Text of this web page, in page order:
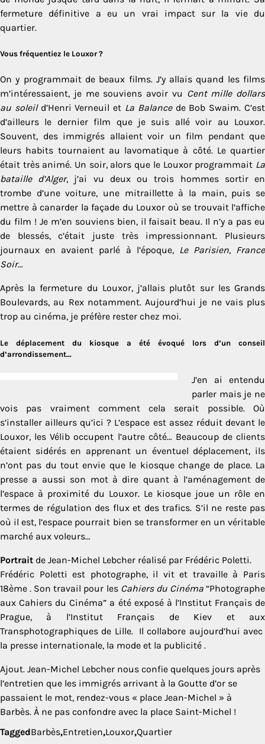
fermeture définitive a eu un vrai impact sur la vie du
quartier.
Vous fréquentiez le Louxor ?
On y programmait de beaux films. J’y allais quand les films
m’intéressaient, je me souviens avoir vu Cent mille dollars
au soleild’Henri Verneuil et La Balancede Bob Swaim. C’est
d’ailleurs le dernier film que je suis allé voir au Louxor.
Souvent, des immigrés allaient voir un film pendant que
leurs habits tournaient au lavomatique à côté. Le quartier
était très animé. Un soir, alors que le Louxor programmait La
bataille d’Alger, j’ai vu deux ou trois hommes sortir en
trombe d’une voiture, une mitraillette à la main, puis se
mettre à canarder la façade du Louxor où se trouvait l’affiche
du film ! Je m’en souviens bien, il faisait beau. Il n’y a pas eu
de blessés, c’était juste très impressionnant. Plusieurs
journaux en avaient parlé à l’époque, Le Parisien, France
Soir…
Après la fermeture du Louxor, j’allais plutôt sur les Grands
Boulevards, au Rex notamment. Aujourd’hui je ne vais plus
trop au cinéma, je préfère rester chez moi.
Le déplacement du kiosque a été évoqué lors d’un conseil
d’arrondissement…
J’en ai entendu
parler mais je ne
vois pas vraiment comment cela serait possible. Où
s’installer ailleurs qu’ici ? L’espace est assez réduit devant le
Louxor, les Vélib occupent l’autre côté… Beaucoup de clients
étaient sidérés en apprenant un éventuel déplacement, ils
n’ont pas du tout envie que le kiosque change de place. La
presse a aussi son mot à dire quant à l’aménagement de
l’espace à proximité du Louxor. Le kiosque joue un rôle en
termes de régulation des flux et des trafics. S’il ne reste pas
où il est, l’espace pourrait bien se transformer en un véritable
marché aux voleurs…
Portrait de Jean-Michel Lebcher réalisé par Frédéric Poletti.
Frédéric Poletti est photographe, il vit et travaille à Paris
18ème . Son travail pour les Cahiers du Cinéma“Photographe
aux Cahiers du Cinéma” a été exposé à l’Institut Français de
Prague, à l’Institut Français de Kiev et aux
Transphotographiques de Lille. Il collabore aujourd’hui avec
la presse internationale, la mode et la publicité .
Ajout. Jean-Michel Lebcher nous confie quelques jours après
l’entretien que les immigrés arrivant à la Goutte d’or se
passaient le mot, rendez-vous « place Jean-Michel » à
Barbès. À ne pas confondre avec la place Saint-Michel !
TaggedBarbès,Entretien,Louxor,Quartier